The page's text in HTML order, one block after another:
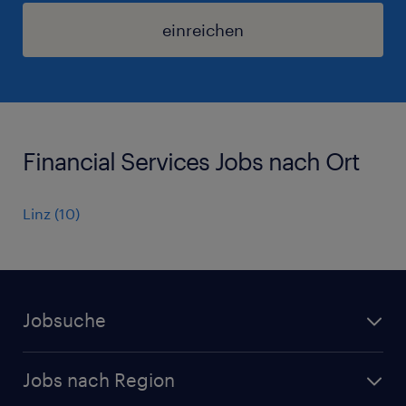
einreichen
Financial Services Jobs nach Ort
Linz (10)
Jobsuche
Initiativbewerbung
Jobs nach Region